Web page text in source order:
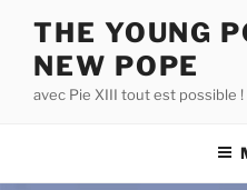
contenu
principal
THE YOUNG
NEW POPE
avec Pie XIII tout est possible !